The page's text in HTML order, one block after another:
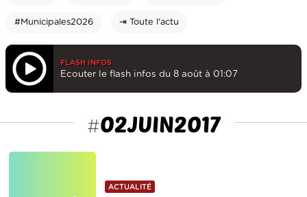
#Municipales2026 ⇥ Toute l'actu
FLASH INFOS
Ecouter le flash infos du 8 août à 01:07
#02JUIN2017
ACTUALITÉ